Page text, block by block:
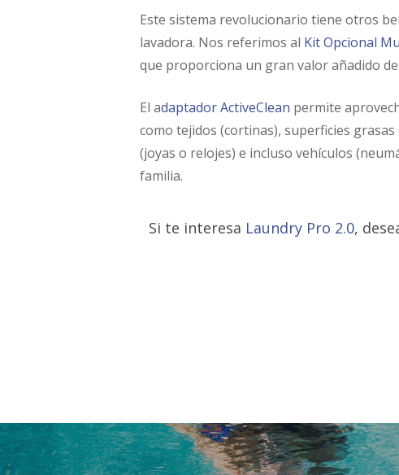
Este sistema revolucionario tiene otros
lavadora. Nos referimos al Kit Opcional
que proporciona un gran valor añadido
El adaptador ActiveClean permite
como tejidos (cortinas), superficies
(joyas o relojes) e incluso vehículos
familia.
Si te interesa Laundry Pro 2.0,